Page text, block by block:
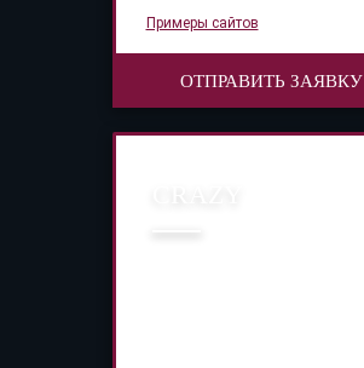
Примеры сайтов
ОТПРАВИТЬ ЗАЯВКУ